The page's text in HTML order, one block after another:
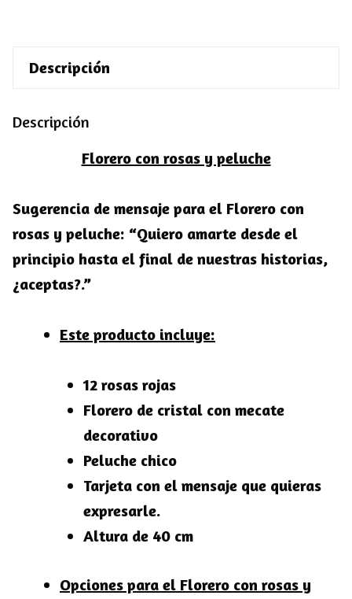
Descripción
Descripción
Florero con rosas y peluche
Sugerencia de mensaje para el Florero con
rosas y peluche: “Quiero amarte desde el
principio hasta el final de nuestras historias,
¿aceptas?.”
Este producto incluye:
12 rosas rojas
Florero de cristal con mecate
decorativo
Peluche chico
Tarjeta con el mensaje que quieras
expresarle.
Altura de 40 cm
Opciones para el Florero con rosas y